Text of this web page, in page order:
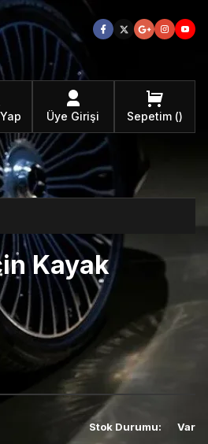
Üye Girişi Sepetim
Kayak
Stok Durumu: Var